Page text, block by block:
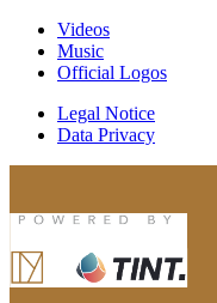
Videos
Music
Official Logos
Legal Notice
Data Privacy